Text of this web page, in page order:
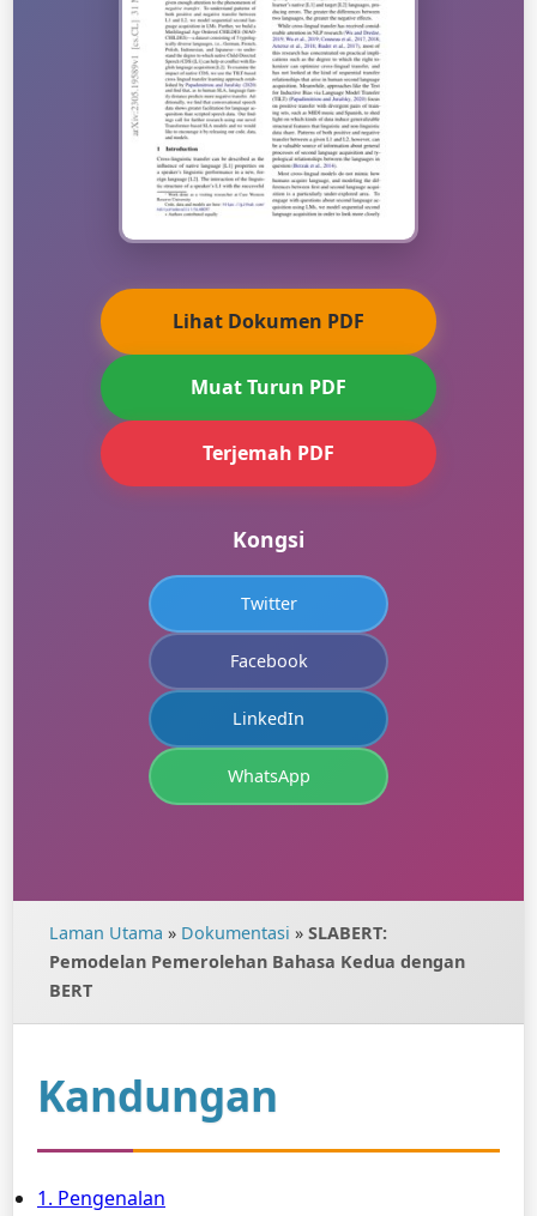
Lihat Dokumen PDF
Muat Turun PDF
Terjemah PDF
Kongsi
Twitter
Facebook
LinkedIn
WhatsApp
Laman Utama » Dokumentasi » SLABERT:
Pemodelan Pemerolehan Bahasa Kedua dengan
BERT
Kandungan
1. Pengenalan